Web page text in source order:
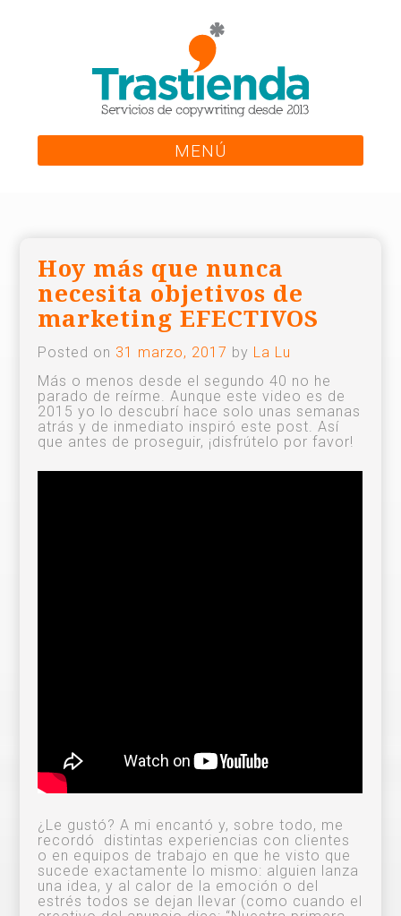
MENÚ
Hoy más que nunca
necesita objetivos de
marketing EFECTIVOS
Posted on 31 marzo, 2017 by La Lu
Más o menos desde el segundo 40 no he
parado de reírme. Aunque este video es de
2015 yo lo descubrí hace solo unas semanas
atrás y de inmediato inspiró este post. Así
que antes de proseguir, ¡disfrútelo por favor!
¿Le gustó? A mi encantó y, sobre todo, me
recordó distintas experiencias con clientes
o en equipos de trabajo en que he visto que
sucede exactamente lo mismo: alguien lanza
una idea, y al calor de la emoción o del
estrés todos se dejan llevar (como cuando el